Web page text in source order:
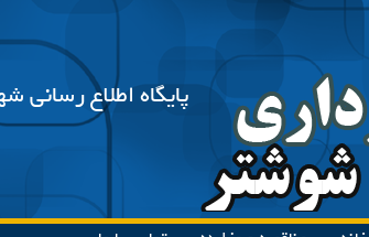
پایگاه اطلاع رسانی